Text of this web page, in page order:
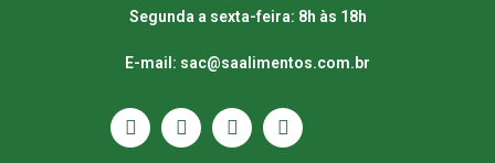
Segunda a sexta-feira: 8h às 18h
E-mail: sac@saalimentos.com.br